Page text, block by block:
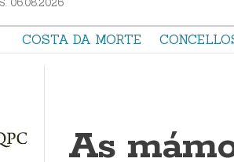
06.08.2026
COSTA DA MORTE
As